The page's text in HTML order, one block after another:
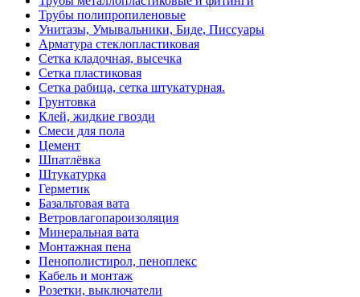
Трубы полипропиленовые
Унитазы, Умывальники, Биде, Писсуары
Арматура стеклопластиковая
Сетка кладочная, высечка
Сетка пластиковая
Сетка рабица, сетка штукатурная.
Грунтовка
Клей, жидкие гвозди
Смеси для пола
Цемент
Шпатлёвка
Штукатурка
Герметик
Базальтовая вата
Ветровлагопароизоляция
Минеральная вата
Монтажная пена
Пенополистирол, пеноплекс
Кабель и монтаж
Розетки, выключатели